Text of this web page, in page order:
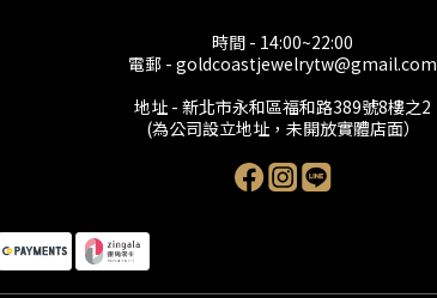
時間 - 14:00~22:00
電郵 - goldcoastjewelrytw@gmail.com
地址 - 新北市永和區福和路389號8樓之2
(為公司設立地址，未開放實體店面）